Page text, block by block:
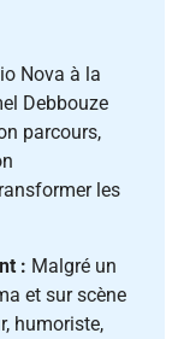
Nova à la
Debbouze
parcours,
les
: Malgré un
et sur scène
humoriste,